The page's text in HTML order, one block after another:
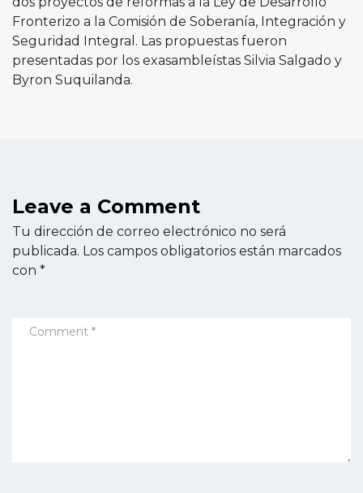
Fronterizo a la Comisión de Soberanía, Integración y
Seguridad Integral. Las propuestas fueron
presentadas por los exasambleístas Silvia Salgado y
Byron Suquilanda.
Leave a Comment
Tu dirección de correo electrónico no será
publicada. Los campos obligatorios están marcados
con *